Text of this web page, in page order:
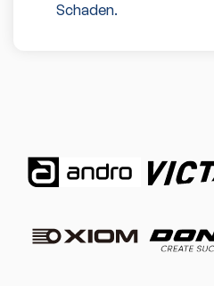
Schaden.